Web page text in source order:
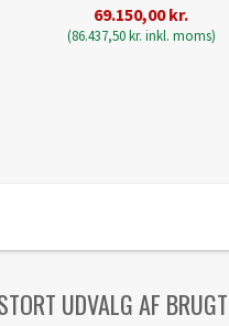
69.150,00kr.
(86.437,50kr. inkl. moms)
UDVALG AF